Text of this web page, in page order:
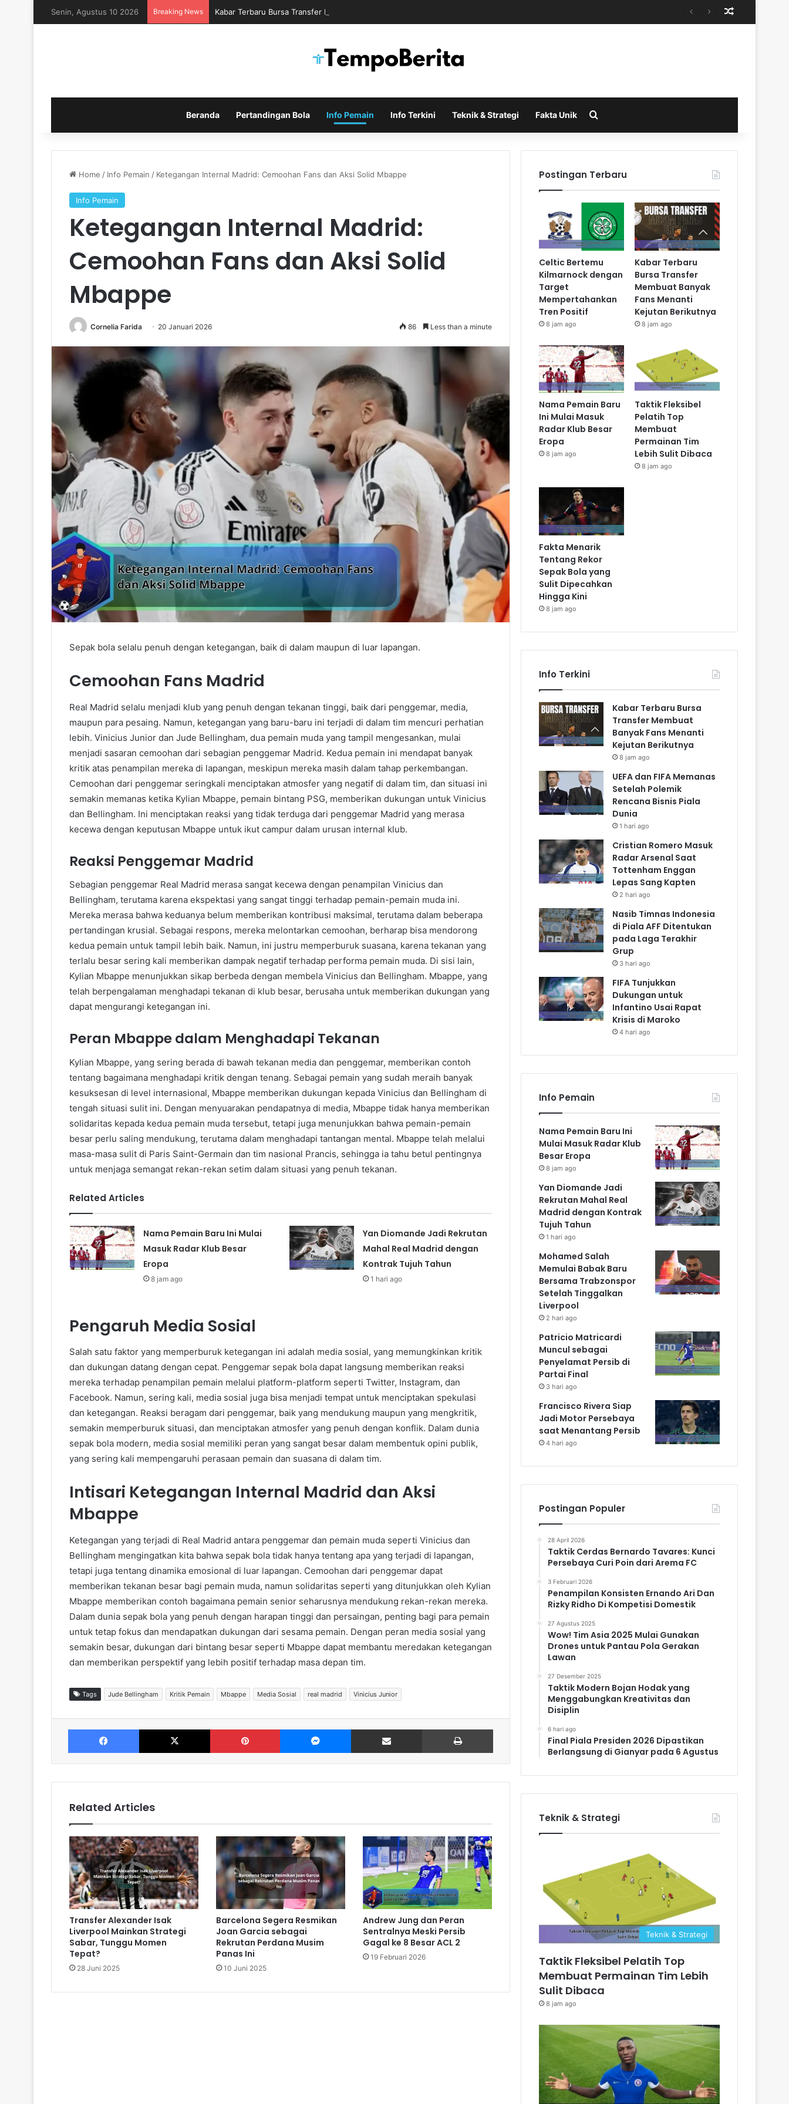
Senin, Agustus 10 2026 Breaking News Kabar Terbaru Bursa Transfer Membuat Banyak Fans Menanti Kejutan Berikutnya
Beranda Pertandingan Bola Info Pemain Info Terkini Teknik & Strategi Fakta Unik
Home / Info Pemain / Ketegangan Internal Madrid: Cemoohan Fans dan Aksi Solid Mbappe
Info Pemain
Ketegangan Internal Madrid:
Cemoohan Fans dan Aksi Solid
Mbappe
Cornelia Farida 20 Januari 2026 86 Less than a minute
Sepak bola selalu penuh dengan ketegangan, baik di dalam maupun di luar lapangan.
Cemoohan Fans Madrid
Real Madrid selalu menjadi klub yang penuh dengan tekanan tinggi, baik dari penggemar, media,
maupun para pesaing. Namun, ketegangan yang baru-baru ini terjadi di dalam tim mencuri perhatian
lebih. Vinicius Junior dan Jude Bellingham, dua pemain muda yang tampil mengesankan, mulai
menjadi sasaran cemoohan dari sebagian penggemar Madrid. Kedua pemain ini mendapat banyak
kritik atas penampilan mereka di lapangan, meskipun mereka masih dalam tahap perkembangan.
Cemoohan dari penggemar seringkali menciptakan atmosfer yang negatif di dalam tim, dan situasi ini
semakin memanas ketika Kylian Mbappe, pemain bintang PSG, memberikan dukungan untuk Vinicius
dan Bellingham. Ini menciptakan reaksi yang tidak terduga dari penggemar Madrid yang merasa
kecewa dengan keputusan Mbappe untuk ikut campur dalam urusan internal klub.
Reaksi Penggemar Madrid
Sebagian penggemar Real Madrid merasa sangat kecewa dengan penampilan Vinicius dan
Bellingham, terutama karena ekspektasi yang sangat tinggi terhadap pemain-pemain muda ini.
Mereka merasa bahwa keduanya belum memberikan kontribusi maksimal, terutama dalam beberapa
pertandingan krusial. Sebagai respons, mereka melontarkan cemoohan, berharap bisa mendorong
kedua pemain untuk tampil lebih baik. Namun, ini justru memperburuk suasana, karena tekanan yang
terlalu besar sering kali memberikan dampak negatif terhadap performa pemain muda. Di sisi lain,
Kylian Mbappe menunjukkan sikap berbeda dengan membela Vinicius dan Bellingham. Mbappe, yang
telah berpengalaman menghadapi tekanan di klub besar, berusaha untuk memberikan dukungan yang
dapat mengurangi ketegangan ini.
Peran Mbappe dalam Menghadapi Tekanan
Kylian Mbappe, yang sering berada di bawah tekanan media dan penggemar, memberikan contoh
tentang bagaimana menghadapi kritik dengan tenang. Sebagai pemain yang sudah meraih banyak
kesuksesan di level internasional, Mbappe memberikan dukungan kepada Vinicius dan Bellingham di
tengah situasi sulit ini. Dengan menyuarakan pendapatnya di media, Mbappe tidak hanya memberikan
solidaritas kepada kedua pemain muda tersebut, tetapi juga menunjukkan bahwa pemain-pemain
besar perlu saling mendukung, terutama dalam menghadapi tantangan mental. Mbappe telah melalui
masa-masa sulit di Paris Saint-Germain dan tim nasional Prancis, sehingga ia tahu betul pentingnya
untuk menjaga semangat rekan-rekan setim dalam situasi yang penuh tekanan.
Related Articles
Nama Pemain Baru Ini Mulai
Masuk Radar Klub Besar
Eropa
8 jam ago
Yan Diomande Jadi Rekrutan
Mahal Real Madrid dengan
Kontrak Tujuh Tahun
1 hari ago
Pengaruh Media Sosial
Salah satu faktor yang memperburuk ketegangan ini adalah media sosial, yang memungkinkan kritik
dan dukungan datang dengan cepat. Penggemar sepak bola dapat langsung memberikan reaksi
mereka terhadap penampilan pemain melalui platform-platform seperti Twitter, Instagram, dan
Facebook. Namun, sering kali, media sosial juga bisa menjadi tempat untuk menciptakan spekulasi
dan ketegangan. Reaksi beragam dari penggemar, baik yang mendukung maupun yang mengkritik,
semakin memperburuk situasi, dan menciptakan atmosfer yang penuh dengan konflik. Dalam dunia
sepak bola modern, media sosial memiliki peran yang sangat besar dalam membentuk opini publik,
yang sering kali mempengaruhi perasaan pemain dan suasana di dalam tim.
Intisari Ketegangan Internal Madrid dan Aksi
Mbappe
Ketegangan yang terjadi di Real Madrid antara penggemar dan pemain muda seperti Vinicius dan
Bellingham mengingatkan kita bahwa sepak bola tidak hanya tentang apa yang terjadi di lapangan,
tetapi juga tentang dinamika emosional di luar lapangan. Cemoohan dari penggemar dapat
memberikan tekanan besar bagi pemain muda, namun solidaritas seperti yang ditunjukkan oleh Kylian
Mbappe memberikan contoh bagaimana pemain senior seharusnya mendukung rekan-rekan mereka.
Dalam dunia sepak bola yang penuh dengan harapan tinggi dan persaingan, penting bagi para pemain
untuk tetap fokus dan mendapatkan dukungan dari sesama pemain. Dengan peran media sosial yang
semakin besar, dukungan dari bintang besar seperti Mbappe dapat membantu meredakan ketegangan
dan memberikan perspektif yang lebih positif terhadap masa depan tim.
Tags Jude Bellingham Kritik Pemain Mbappe Media Sosial real madrid Vinicius Junior
Facebook X Pinterest Messenger Share via Email
Related Articles
Transfer Alexander Isak
Liverpool Mainkan Strategi
Sabar, Tunggu Momen
Tepat?
28 Juni 2025
Barcelona Segera Resmikan
Joan Garcia sebagai
Rekrutan Perdana Musim
Panas Ini
10 Juni 2025
Andrew Jung dan Peran
Sentralnya Meski Persib
Gagal ke 8 Besar ACL 2
19 Februari 2026
Postingan Terbaru
Celtic Bertemu
Kilmarnock dengan
Target
Mempertahankan
Tren Positif
8 jam ago
Kabar Terbaru
Bursa Transfer
Membuat Banyak
Fans Menanti
Kejutan Berikutnya
8 jam ago
Nama Pemain Baru
Ini Mulai Masuk
Radar Klub Besar
Eropa
8 jam ago
Taktik Fleksibel
Pelatih Top
Membuat
Permainan Tim
Lebih Sulit Dibaca
8 jam ago
Fakta Menarik
Tentang Rekor
Sepak Bola yang
Sulit Dipecahkan
Hingga Kini
8 jam ago
Info Terkini
Kabar Terbaru Bursa
Transfer Membuat
Banyak Fans Menanti
Kejutan Berikutnya
8 jam ago
UEFA dan FIFA Memanas
Setelah Polemik
Rencana Bisnis Piala
Dunia
1 hari ago
Cristian Romero Masuk
Radar Arsenal Saat
Tottenham Enggan
Lepas Sang Kapten
2 hari ago
Nasib Timnas Indonesia
di Piala AFF Ditentukan
pada Laga Terakhir
Grup
3 hari ago
FIFA Tunjukkan
Dukungan untuk
Infantino Usai Rapat
Krisis di Maroko
4 hari ago
Info Pemain
Nama Pemain Baru Ini
Mulai Masuk Radar Klub
Besar Eropa
8 jam ago
Yan Diomande Jadi
Rekrutan Mahal Real
Madrid dengan Kontrak
Tujuh Tahun
1 hari ago
Mohamed Salah
Memulai Babak Baru
Bersama Trabzonspor
Setelah Tinggalkan
Liverpool
2 hari ago
Patricio Matricardi
Muncul sebagai
Penyelamat Persib di
Partai Final
3 hari ago
Francisco Rivera Siap
Jadi Motor Persebaya
saat Menantang Persib
4 hari ago
Postingan Populer
28 April 2026
Taktik Cerdas Bernardo Tavares: Kunci
Persebaya Curi Poin dari Arema FC
3 Februari 2026
Penampilan Konsisten Ernando Ari Dan
Rizky Ridho Di Kompetisi Domestik
27 Agustus 2025
Wow! Tim Asia 2025 Mulai Gunakan
Drones untuk Pantau Pola Gerakan
Lawan
27 Desember 2025
Taktik Modern Bojan Hodak yang
Menggabungkan Kreativitas dan
Disiplin
6 hari ago
Final Piala Presiden 2026 Dipastikan
Berlangsung di Gianyar pada 6 Agustus
Teknik & Strategi
Teknik & Strategi
Taktik Fleksibel Pelatih Top
Membuat Permainan Tim Lebih
Sulit Dibaca
8 jam ago